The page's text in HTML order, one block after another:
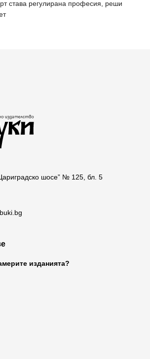
става регулирана професия, реши
шосе” № 125, бл. 5
изданията?